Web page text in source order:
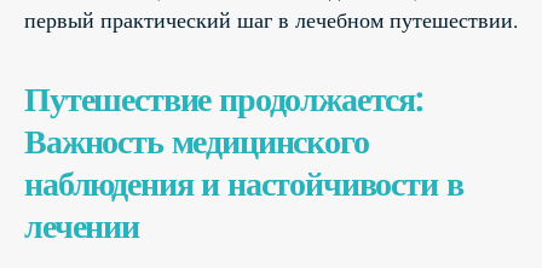
первый практический шаг в лечебном путешествии.
Путешествие продолжается:
Важность медицинского
наблюдения и настойчивости в
лечении